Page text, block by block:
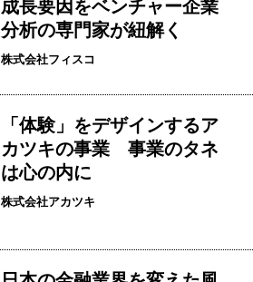
成長要因をベンチャー企業
分析の専門家が紐解く
株式会社フィスコ
「体験」をデザインするア
カツキの事業 事業のタネ
は心の内に
株式会社アカツキ